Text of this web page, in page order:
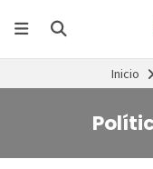
Inicio